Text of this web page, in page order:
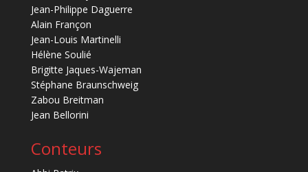
Jean-Philippe Daguerre
Alain Françon
Jean-Louis Martinelli
Hélène Soulié
Brigitte Jaques-Wajeman
Stéphane Braunschweig
Zabou Breitman
Jean Bellorini
Conteurs